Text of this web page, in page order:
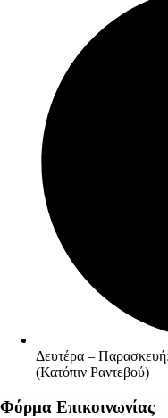
Δευτέρα –
(Κατόπιν Ραντεβού)
Φόρμα Επικοινωνίας